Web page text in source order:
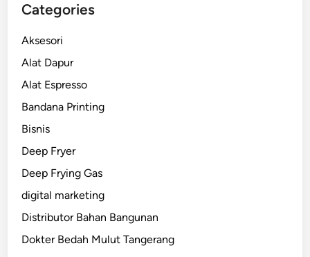
Categories
Aksesori
Alat Dapur
Alat Espresso
Bandana Printing
Bisnis
Deep Fryer
Deep Frying Gas
digital marketing
Distributor Bahan Bangunan
Dokter Bedah Mulut Tangerang